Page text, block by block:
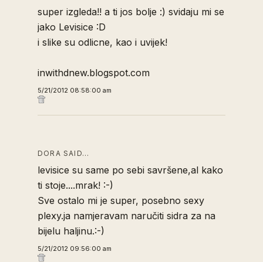
super izgleda!! a ti jos bolje :) svidaju mi se
jako Levisice :D
i slike su odlicne, kao i uvijek!
inwithdnew.blogspot.com
5/21/2012 08:58:00 am
DORA SAID…
levisice su same po sebi savršene,al kako
ti stoje....mrak! :-)
Sve ostalo mi je super, posebno sexy
plexy.ja namjeravam naručiti sidra za na
bijelu haljinu.:-)
5/21/2012 09:56:00 am